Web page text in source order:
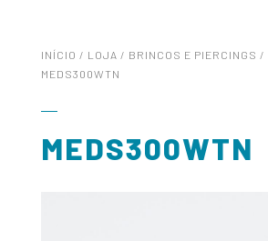
INÍCIO / LOJA / BRINCOS E PIERCINGS /
MEDS300WTN
MEDS300WTN